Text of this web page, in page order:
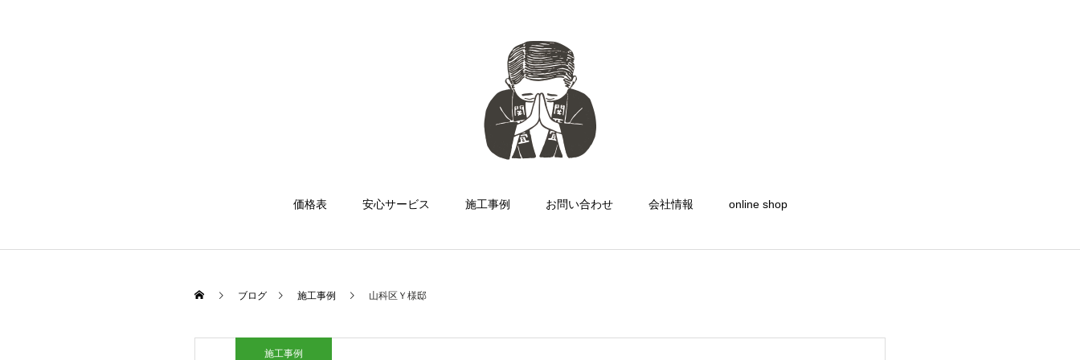
価格表 安心サービス 施工事例 お問い合わせ 会社情報 online shop
ブログ 施工事例 山科区Ｙ様邸
施工事例